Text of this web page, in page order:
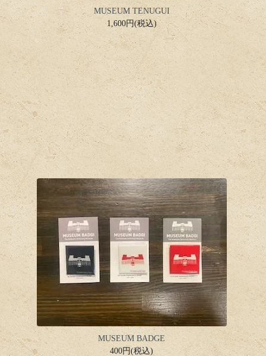
MUSEUM TENUGUI
1,600円(税込)
MUSEUM BADGE
400円(税込)